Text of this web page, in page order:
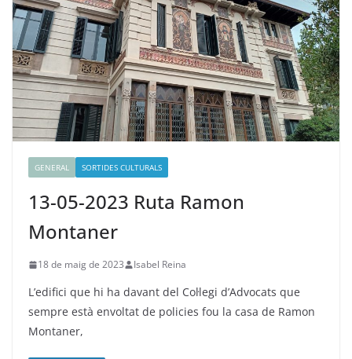
GENERAL SORTIDES CULTURALS
13-05-2023 Ruta Ramon
Montaner
18 de maig de 2023 Isabel Reina
L’edifici que hi ha davant del Col·legi d’Advocats que
sempre està envoltat de policies fou la casa de Ramon
Montaner,